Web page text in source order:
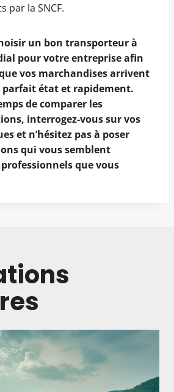
par la SNCF.
un bon transporteur à
pour votre entreprise afin
vos marchandises arrivent
état et rapidement.
de comparer les
interrogez-vous sur vos
et n’hésitez pas à poser
qui vous semblent
que vous